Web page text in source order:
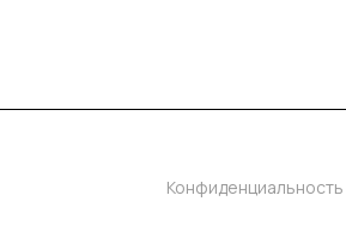
Конфиденциальность